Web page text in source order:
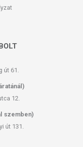
út 61.
12.
szemben)
út 131.